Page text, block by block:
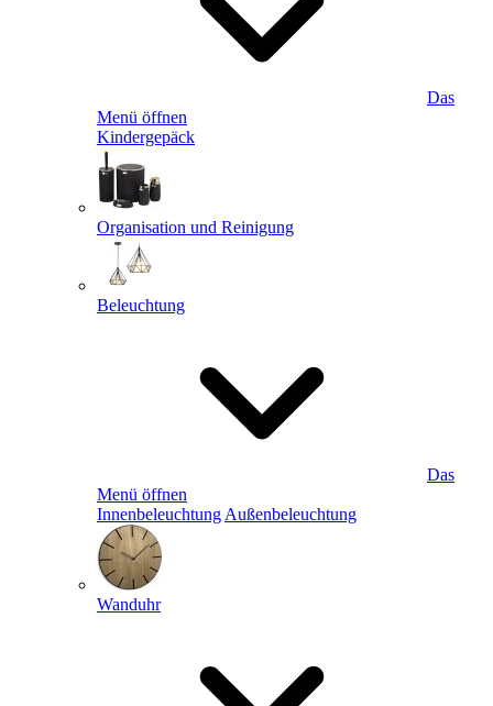
Das
Menü öffnen
Kindergepäck
Organisation und Reinigung
Beleuchtung
Das
Menü öffnen
Innenbeleuchtung Außenbeleuchtung
Wanduhr